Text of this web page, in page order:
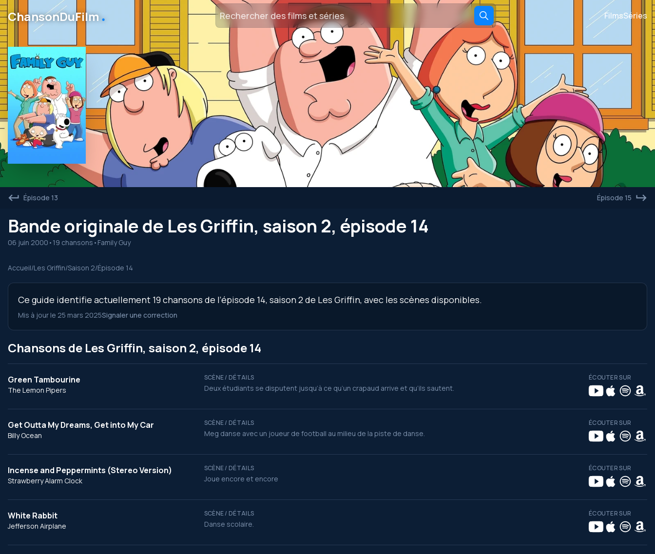
ChansonDuFilm․ FilmsSéries
Épisode 13 Épisode 15
Bande originale de Les Griffin, saison 2, épisode 14
06 juin 2000 • 19 chansons • Family Guy
Accueil/Les Griffin/Saison 2/Épisode 14
Ce guide identifie actuellement 19 chansons de l’épisode 14, saison 2 de Les Griffin, avec les scènes disponibles.
Mis à jour le 25 mars 2025Signaler une correction
Chansons de Les Griffin, saison 2, épisode 14
Green Tambourine
The Lemon Pipers
SCÈNE / DÉTAILS
Deux étudiants se disputent jusqu’à ce qu’un crapaud arrive et qu’ils sautent.
ÉCOUTER SUR
Get Outta My Dreams, Get into My Car
Billy Ocean
SCÈNE / DÉTAILS
Meg danse avec un joueur de football au milieu de la piste de danse.
ÉCOUTER SUR
Incense and Peppermints (Stereo Version)
Strawberry Alarm Clock
SCÈNE / DÉTAILS
Joue encore et encore
ÉCOUTER SUR
White Rabbit
Jefferson Airplane
SCÈNE / DÉTAILS
Danse scolaire.
ÉCOUTER SUR